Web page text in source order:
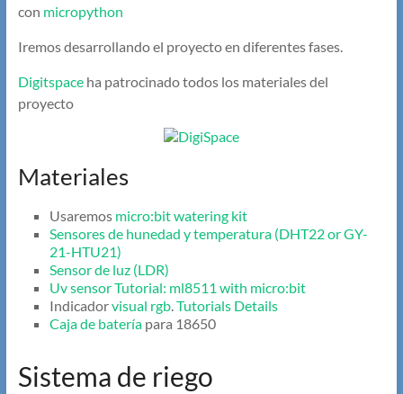
con micropython
Iremos desarrollando el proyecto en diferentes fases.
Digitspaceha patrocinado todos los materiales del
proyecto
Materiales
Usaremos micro:bit watering kit
Sensores de hunedad y temperatura (DHT22 or GY-
21-HTU21)
Sensor de luz (LDR)
Uv sensorTutorial: ml8511 with micro:bit
Indicadorvisual rgb.Tutorials Details
Caja de batería para 18650
Sistema de riego